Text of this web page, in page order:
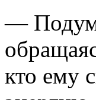
—
кто ему